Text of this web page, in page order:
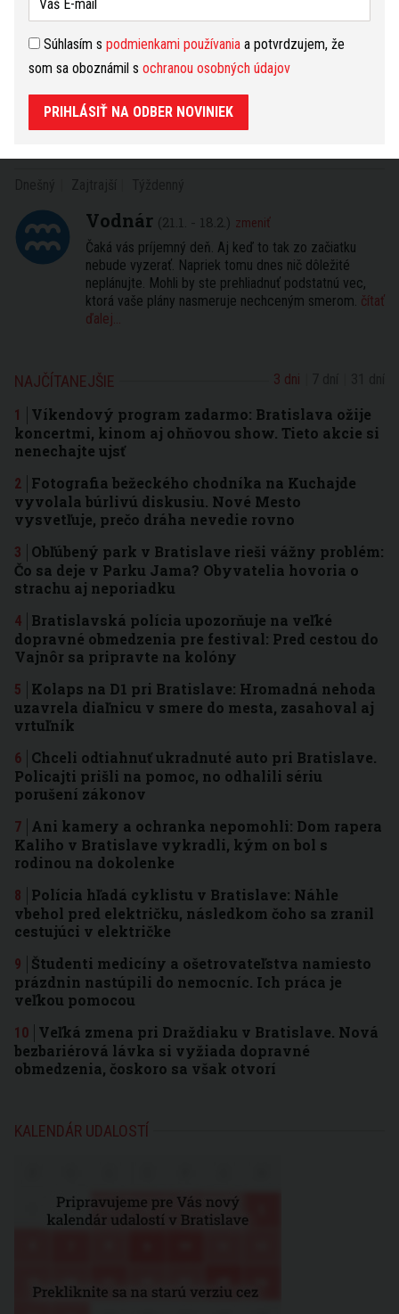
Vodnár (21.1. - 18.2.) zmeniť
Čaká vás príjemný deň. Aj keď to tak zo začiatku
nebude vyzerať. Napriek tomu dnes nič dôležité
neplánujte. Mohli by ste prehliadnuť podstatnú vec,
ktorá vaše plány nasmeruje nechceným smerom. čítať
ďalej...
NAJČÍTANEJŠIE 3 dni
Víkendový program zadarmo: Bratislava ožije
koncertmi, kinom aj ohňovou show. Tieto akcie si
nenechajte ujsť
Fotografia bežeckého chodníka na Kuchajde
vyvolala búrlivú diskusiu. Nové Mesto
vysvetľuje, prečo dráha nevedie rovno
Obľúbený park v Bratislave rieši vážny problém:
Čo sa deje v Parku Jama? Obyvatelia hovoria o
strachu aj neporiadku
Bratislavská polícia upozorňuje na veľké
dopravné obmedzenia pre festival: Pred cestou do
Vajnôr sa pripravte na kolóny
Kolaps na D1 pri Bratislave: Hromadná nehoda
uzavrela diaľnicu v smere do mesta, zasahoval aj
vrtuľník
Chceli odtiahnuť ukradnuté auto pri Bratislave.
Policajti prišli na pomoc, no odhalili sériu
porušení zákonov
Ani kamery a ochranka nepomohli: Dom rapera
Kaliho v Bratislave vykradli, kým on bol s
rodinou na dokolenke
Polícia hľadá cyklistu v Bratislave: Náhle
vbehol pred električku, následkom čoho sa zranil
cestujúci v električke
Študenti medicíny a ošetrovateľstva namiesto
prázdnin nastúpili do nemocníc. Ich práca je
veľkou pomocou
Veľká zmena pri Draždiaku v Bratislave. Nová
bezbariérová lávka si vyžiada dopravné
obmedzenia, čoskoro sa však otvorí
KALENDÁR UDALOSTÍ
Súhlasím s podmienkami používania a potvrdzujem, že
som sa oboznámil s ochranou osobných údajov
PRIHLÁSIŤ NA ODBER NOVINIEK